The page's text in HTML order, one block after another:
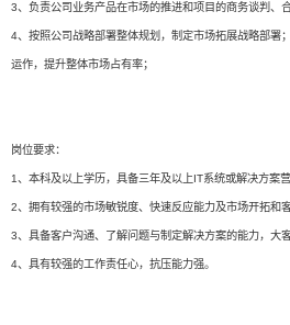
3、负责公司业务产品在市场的推进和项目的商务谈判、
4、按照公司战略部署整体规划，制定市场拓展战略部署
运作，提升整体市场占有率；
岗位要求：
1、本科及以上学历，具备三年及以上IT系统或解决方案营
2、拥有较强的市场敏锐度、快速反应能力及市场开拓和
3、具备客户沟通、了解问题与制定解决方案的能力，大
4、具有较强的工作责任心，抗压能力强。